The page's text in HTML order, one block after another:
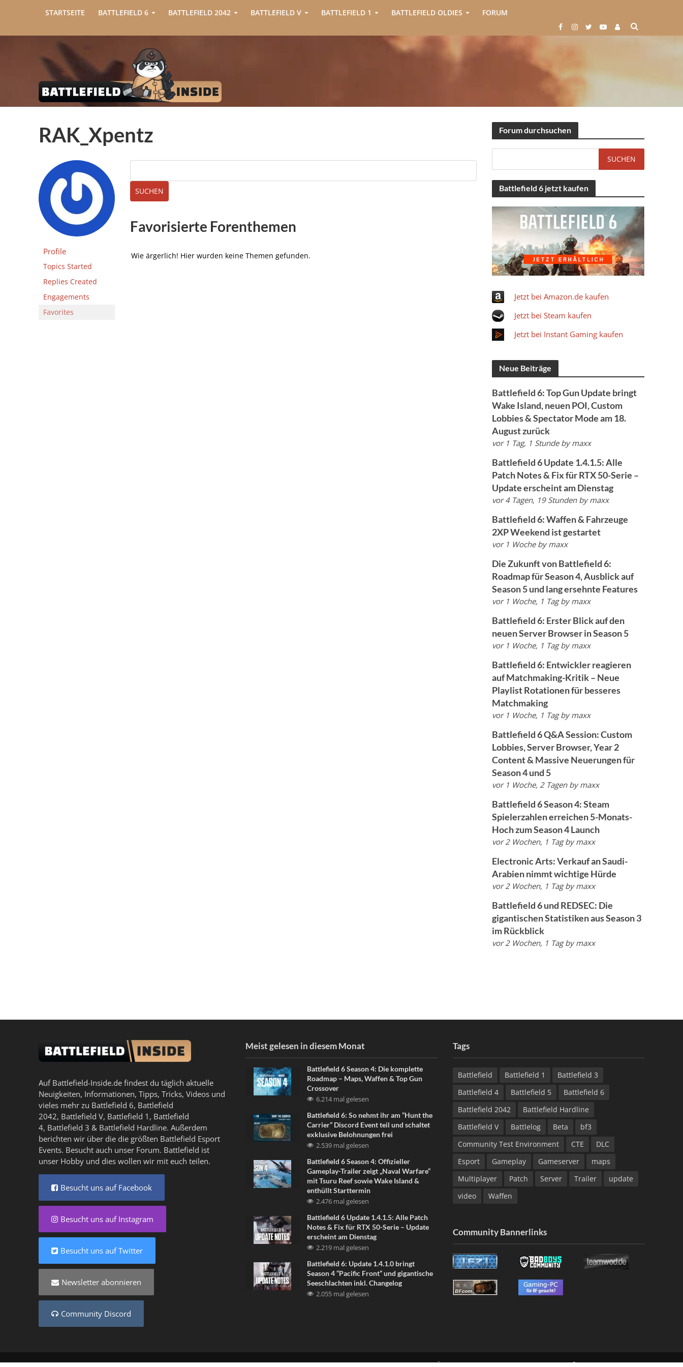
STARTSEITE BATTLEFIELD 6 BATTLEFIELD 2042 BATTLEFIELD V BATTLEFIELD 1 BATTLEFIELD OLDIES FORUM
RAK_Xpentz
Profile
Topics Started
Replies Created
Engagements
Favorites
Favorisierte Forenthemen
Wie ärgerlich! Hier wurden keine Themen gefunden.
Forum durchsuchen
Battlefield 6 jetzt kaufen
Jetzt bei Amazon.de kaufen
Jetzt bei Steam kaufen
Jetzt bei Instant Gaming kaufen
Neue Beiträge
Battlefield 6: Top Gun Update bringt
Wake Island, neuen POI, Custom
Lobbies & Spectator Mode am 18.
August zurück
vor 1 Tag, 1 Stunde bymaxx
Battlefield 6 Update 1.4.1.5: Alle
Patch Notes & Fix für RTX 50-Serie –
Update erscheint am Dienstag
vor 4 Tagen, 19 Stunden bymaxx
Battlefield 6: Waffen & Fahrzeuge
2XP Weekend ist gestartet
vor 1 Woche bymaxx
Die Zukunft von Battlefield 6:
Roadmap für Season 4, Ausblick auf
Season 5 und lang ersehnte Features
vor 1 Woche, 1 Tag bymaxx
Battlefield 6: Erster Blick auf den
neuen Server Browser in Season 5
vor 1 Woche, 1 Tag bymaxx
Battlefield 6: Entwickler reagieren
auf Matchmaking-Kritik – Neue
Playlist Rotationen für besseres
Matchmaking
vor 1 Woche, 1 Tag bymaxx
Battlefield 6 Q&A Session: Custom
Lobbies, Server Browser, Year 2
Content & Massive Neuerungen für
Season 4 und 5
vor 1 Woche, 2 Tagen bymaxx
Battlefield 6 Season 4: Steam
Spielerzahlen erreichen 5-Monats-
Hoch zum Season 4 Launch
vor 2 Wochen, 1 Tag bymaxx
Electronic Arts: Verkauf an Saudi-
Arabien nimmt wichtige Hürde
vor 2 Wochen, 1 Tag bymaxx
Battlefield 6 und REDSEC: Die
gigantischen Statistiken aus Season 3
im Rückblick
vor 2 Wochen, 1 Tag bymaxx
Auf Battlefield-Inside.de findest du täglich aktuelle
Neuigkeiten, Informationen, Tipps, Tricks, Videos und
vieles mehr zu Battlefield 6, Battlefield
2042, Battlefield V, Battlefield 1 , Battlefield
4, Battlefield 3 & Battlefield Hardline. Außerdem
berichten wir über die die größten Battlefield Esport
Events. Besucht auch unser Forum. Battlefield ist
unser Hobby und dies wollen wir mit euch teilen.
Besucht uns auf Facebook
Besucht uns auf Instagram
Besucht uns auf Twitter
Newsletter abonnieren
Community Discord
Meist gelesen in diesem Monat
Battlefield 6 Season 4: Die komplette
Roadmap – Maps, Waffen & Top Gun
Crossover
6.214 mal gelesen
Battlefield 6: So nehmt ihr am “Hunt the
Carrier” Discord Event teil und schaltet
exklusive Belohnungen frei
2.539 mal gelesen
Battlefield 6 Season 4: Offizieller
Gameplay-Trailer zeigt „Naval Warfare“
mit Tsuru Reef sowie Wake Island &
enthüllt Starttermin
2.476 mal gelesen
Battlefield 6 Update 1.4.1.5: Alle Patch
Notes & Fix für RTX 50-Serie – Update
erscheint am Dienstag
2.219 mal gelesen
Battlefield 6: Update 1.4.1.0 bringt
Season 4 “Pacific Front” und gigantische
Seeschlachten inkl. Changelog
2.055 mal gelesen
Tags
Battlefield Battlefield 1
Battlefield 3
Battlefield 4
Battlefield 5
Battlefield 6
Battlefield 2042
Battlefield Hardline
Battlefield V
Battlelog Beta
bf3
Community Test Environment
CTE
DLC
Esport
Gameplay Gameserver
maps
Multiplayer
Patch Server Trailer
update
video
Waffen
Community Bannerlinks